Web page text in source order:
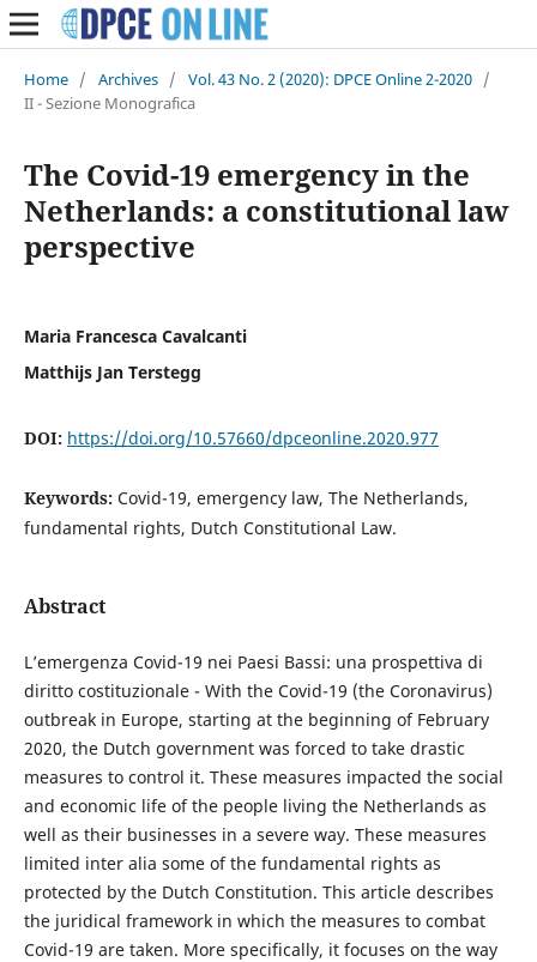
Home / Archives / Vol. 43 No. 2 (2020): DPCE Online 2-2020 /
II - Sezione Monografica
The Covid-19 emergency in the
Netherlands: a constitutional law
perspective
Maria Francesca Cavalcanti
Matthijs Jan Terstegg
DOI: https://doi.org/10.57660/dpceonline.2020.977
Keywords: Covid-19, emergency law, The Netherlands,
fundamental rights, Dutch Constitutional Law.
Abstract
L’emergenza Covid-19 nei Paesi Bassi: una prospettiva di
diritto costituzionale - With the Covid-19 (the Coronavirus)
outbreak in Europe, starting at the beginning of February
2020, the Dutch government was forced to take drastic
measures to control it. These measures impacted the social
and economic life of the people living the Netherlands as
well as their businesses in a severe way. These measures
limited inter alia some of the fundamental rights as
protected by the Dutch Constitution. This article describes
the juridical framework in which the measures to combat
Covid-19 are taken. More specifically, it focuses on the way